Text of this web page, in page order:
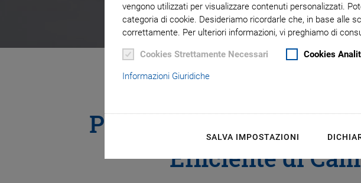
vengono utilizzati per visualizzare contenuti personalizzati.
categoria di cookie. Desideriamo ricordarle che, in base alle
correttamente. Per ulteriori informazioni, vi preghiamo di
Cookies Strettamente Necessari Cookies
Informazioni Giuridiche
SALVA IMPOSTAZIONI
Patologia Digitale: La
Efficiente di